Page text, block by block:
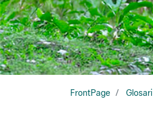
FrontPage Glosari